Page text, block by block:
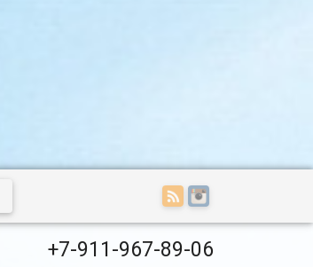
+7-911-967-89-06